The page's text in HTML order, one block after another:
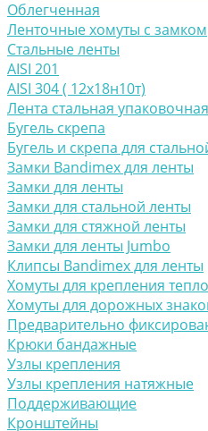
Облегченная
Ленточные хомуты с замком
Стальные ленты
AISI 201
AISI 304 ( 12х18н10т)
Лента стальная упаковочная
Бугель скрепа
Бугель и скрепа для
Замки Bandimex для ленты
Замки для ленты
Замки для стальной ленты
Замки для стяжной ленты
Замки для ленты Jumbo
Клипсы Bandimex для ленты
Хомуты для крепления
Хомуты для дорожных
Предварительно
Крюки бандажные
Узлы крепления
Узлы крепления натяжные
Поддерживающие
Кронштейны